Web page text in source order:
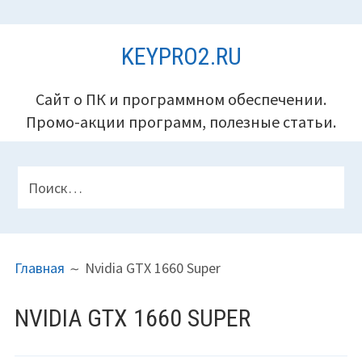
KEYPRO2.RU
Сайт о ПК и программном обеспечении.
Промо-акции программ, полезные статьи.
ВЕРХНЕГО
КОЛОНТИТУЛА
Найти:
НА
(ХЛЕБНЫЕ
КРОШКИ)
Главная Nvidia GTX 1660 Super
NVIDIA GTX 1660 SUPER